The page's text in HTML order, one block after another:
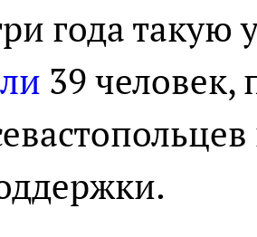
года такую
39 человек,